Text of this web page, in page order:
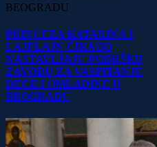
PRINCEZA KATARINA I
LAJFLAJN ČIKAGO
NASTAVLJAJU PODRŠKU
ZAVODU ZA VASPITANJE
DECE I OMLADINE U
BEOGRADU